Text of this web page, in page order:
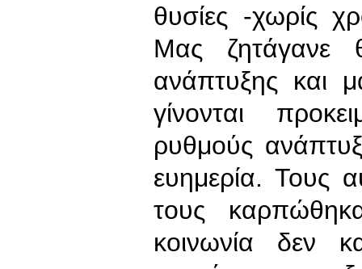
θυσίες -χωρίς
Μας ζητάγανε
ανάπτυξης και
γίνονται
ρυθμούς
ευημερία. Τους
τους
κοινωνία δεν